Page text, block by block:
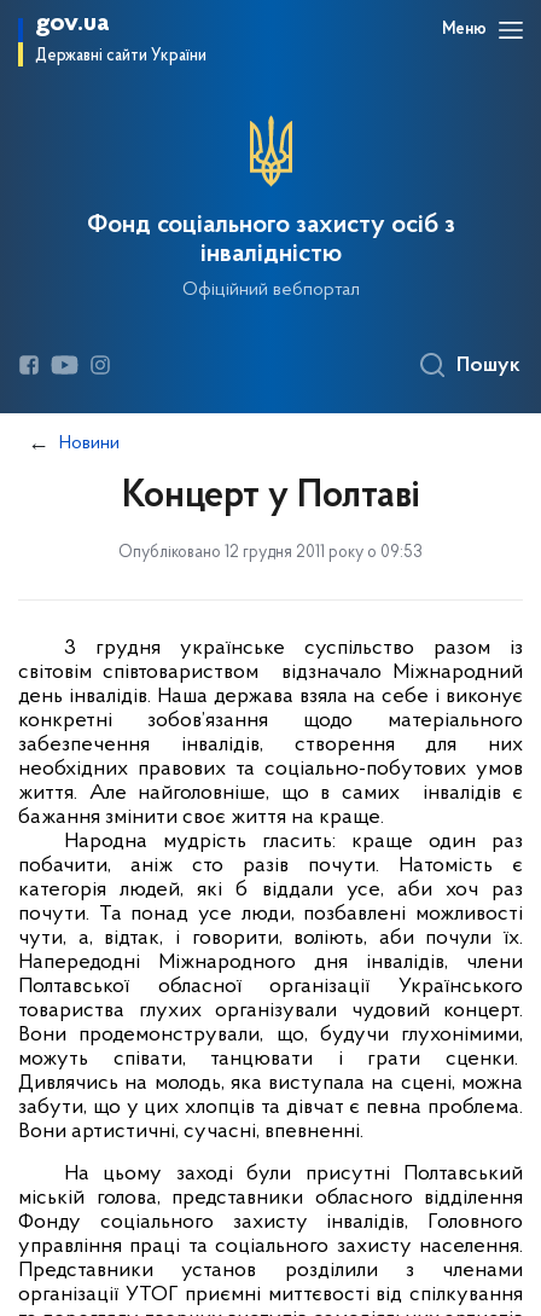
gov.ua
Державні сайти України
Меню
Фонд соціального захисту осіб з
інвалідністю
Офіційний вебпортал
Пошук
Новини
Концерт у Полтаві
Опубліковано 12 грудня 2011 року о 09:53
3 грудня українське суспільство разом із
світовім співтовариством
відзначало Міжнародний
день інвалідів. Наша держава взяла на себе і виконує
конкретні зобов’язання щодо матеріального
забезпечення інвалідів, створення для них
необхідних правових та соціально-побутових умов
життя. Але найголовніше, що в самих
інвалідів є
бажання змінити своє життя на краще.
Народна мудрість гласить: краще один раз
побачити, аніж сто разів почути. Натомість є
категорія людей, які б віддали усе, аби хоч раз
почути. Та понад усе люди, позбавлені можливості
чути, а, відтак, і говорити, воліють, аби почули їх.
Напередодні Міжнародного дня інвалідів, члени
Полтавської обласної організації Українського
товариства глухих організували чудовий концерт.
Вони продемонстрували, що, будучи глухонімими,
можуть співати, танцювати і грати сценки.
Дивлячись на молодь, яка виступала на сцені, можна
забути, що у цих хлопців та дівчат є певна проблема.
Вони артистичні, сучасні, впевненні.
На цьому заході були присутні Полтавський
міській голова, представники обласного відділення
Фонду соціального захисту інвалідів, Головного
управління праці та соціального захисту населення.
Представники установ розділили з членами
організації УТОГ приємні миттєвості від спілкування